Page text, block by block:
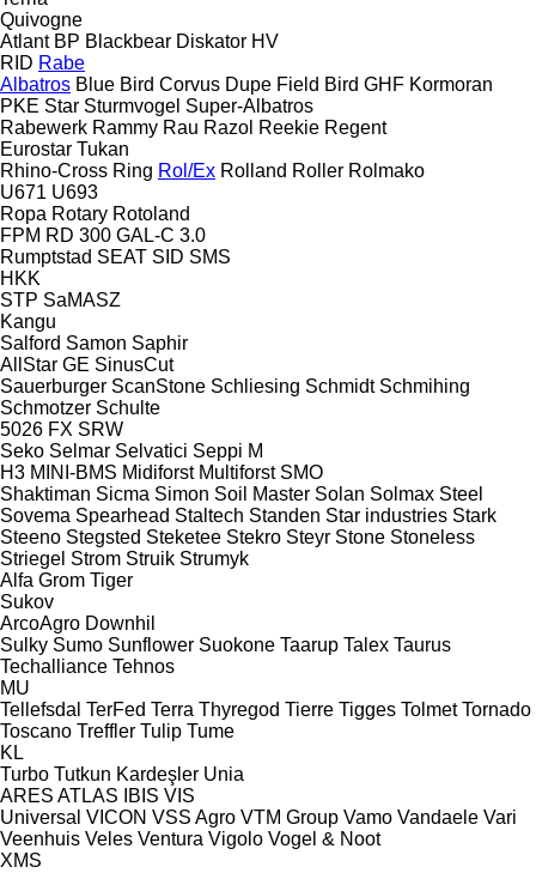
Quivogne
Atlant BP Blackbear Diskator HV
RID Rabe
Albatros Blue Bird Corvus Dupe Field Bird GHF Kormoran
PKE Star Sturmvogel Super-Albatros
Rabewerk Rammy Rau Razol Reekie Regent
Eurostar Tukan
Rhino-Cross Ring Rol/Ex Rolland Roller Rolmako
U671 U693
Ropa Rotary Rotoland
FPM RD 300 GAL-C 3.0
Rumptstad SEAT SID SMS
HKK
STP SaMASZ
Kangu
Salford Samon Saphir
AllStar GE SinusCut
Sauerburger ScanStone Schliesing Schmidt Schmihing
Schmotzer Schulte
5026 FX SRW
Seko Selmar Selvatici Seppi M
H3 MINI-BMS Midiforst Multiforst SMO
Shaktiman Sicma Simon Soil Master Solan Solmax Steel
Sovema Spearhead Staltech Standen Star industries Stark
Steeno Stegsted Steketee Stekro Steyr Stone Stoneless
Striegel Strom Struik Strumyk
Alfa Grom Tiger
Sukov
ArcoAgro Downhil
Sulky Sumo Sunflower Suokone Taarup Talex Taurus
Techalliance Tehnos
MU
Tellefsdal TerFed Terra Thyregod Tierre Tigges Tolmet Tornado
Toscano Treffler Tulip Tume
KL
Turbo Tutkun Kardeşler Unia
ARES ATLAS IBIS VIS
Universal VICON VSS Agro VTM Group Vamo Vandaele Vari
Veenhuis Veles Ventura Vigolo Vogel & Noot
XMS